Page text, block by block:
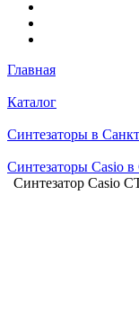
Главная
Каталог
Синтезаторы в
Синтезаторы Casio
Синтезатор Casio